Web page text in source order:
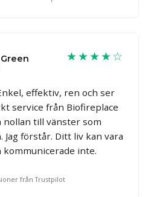
★★★★☆
effektiv, ren och ser
service från Biofireplace
nollan till vänster som
Jag förstår. Ditt liv kan vara
kommunicerade inte.
från Trustpilot